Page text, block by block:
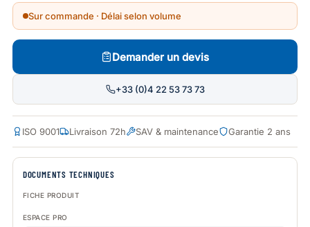
Sur commande · Délai selon volume
Demander un devis
+33 (0)4 22 53 73 73
ISO 9001 Livraison 72h SAV & maintenance Garantie 2 ans
DOCUMENTS TECHNIQUES
FICHE PRODUIT
ESPACE PRO